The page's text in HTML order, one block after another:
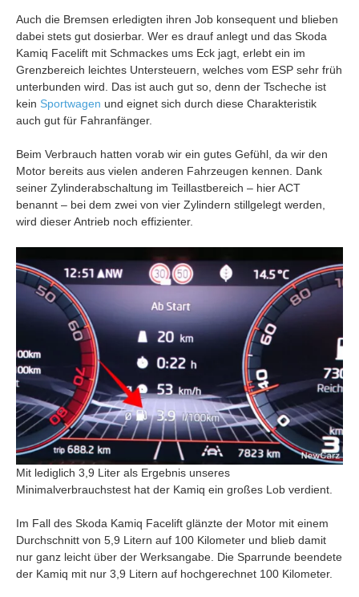
Auch die Bremsen erledigten ihren Job konsequent und blieben
dabei stets gut dosierbar. Wer es drauf anlegt und das Skoda
Kamiq Facelift mit Schmackes ums Eck jagt, erlebt ein im
Grenzbereich leichtes Untersteuern, welches vom ESP sehr früh
unterbunden wird. Das ist auch gut so, denn der Tscheche ist
kein Sportwagen und eignet sich durch diese Charakteristik
auch gut für Fahranfänger.
Beim Verbrauch hatten vorab wir ein gutes Gefühl, da wir den
Motor bereits aus vielen anderen Fahrzeugen kennen. Dank
seiner Zylinderabschaltung im Teillastbereich – hier ACT
benannt – bei dem zwei von vier Zylindern stillgelegt werden,
wird dieser Antrieb noch effizienter.
Mit lediglich 3,9 Liter als Ergebnis unseres
Minimalverbrauchstest hat der Kamiq ein großes Lob verdient.
Im Fall des Skoda Kamiq Facelift glänzte der Motor mit einem
Durchschnitt von 5,9 Litern auf 100 Kilometer und blieb damit
nur ganz leicht über der Werksangabe. Die Sparrunde beendete
der Kamiq mit nur 3,9 Litern auf hochgerechnet 100 Kilometer.